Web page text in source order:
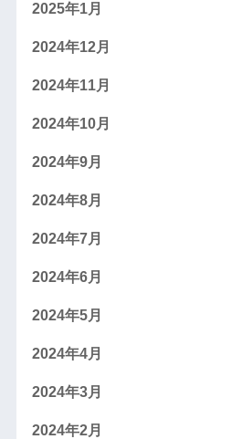
2025年1月
2024年12月
2024年11月
2024年10月
2024年9月
2024年8月
2024年7月
2024年6月
2024年5月
2024年4月
2024年3月
2024年2月